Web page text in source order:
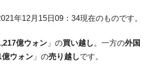
を蝕む。
国製造業「半導体絶好調」のウラで他業
米韓激突案件】韓国消費者院が『クーパ
10万ウォンを認定 ⇒ 総額3兆7,000億
年12月15日09：34現在のものです。
億ウォン 」の買い越し 。一方の外国
億ウォン 」の売り越しです。